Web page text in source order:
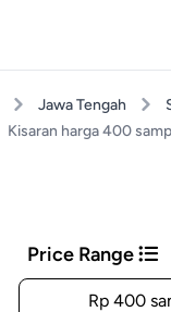
Jawa Tengah
Kisaran harga 400
Price Range
Rp 400